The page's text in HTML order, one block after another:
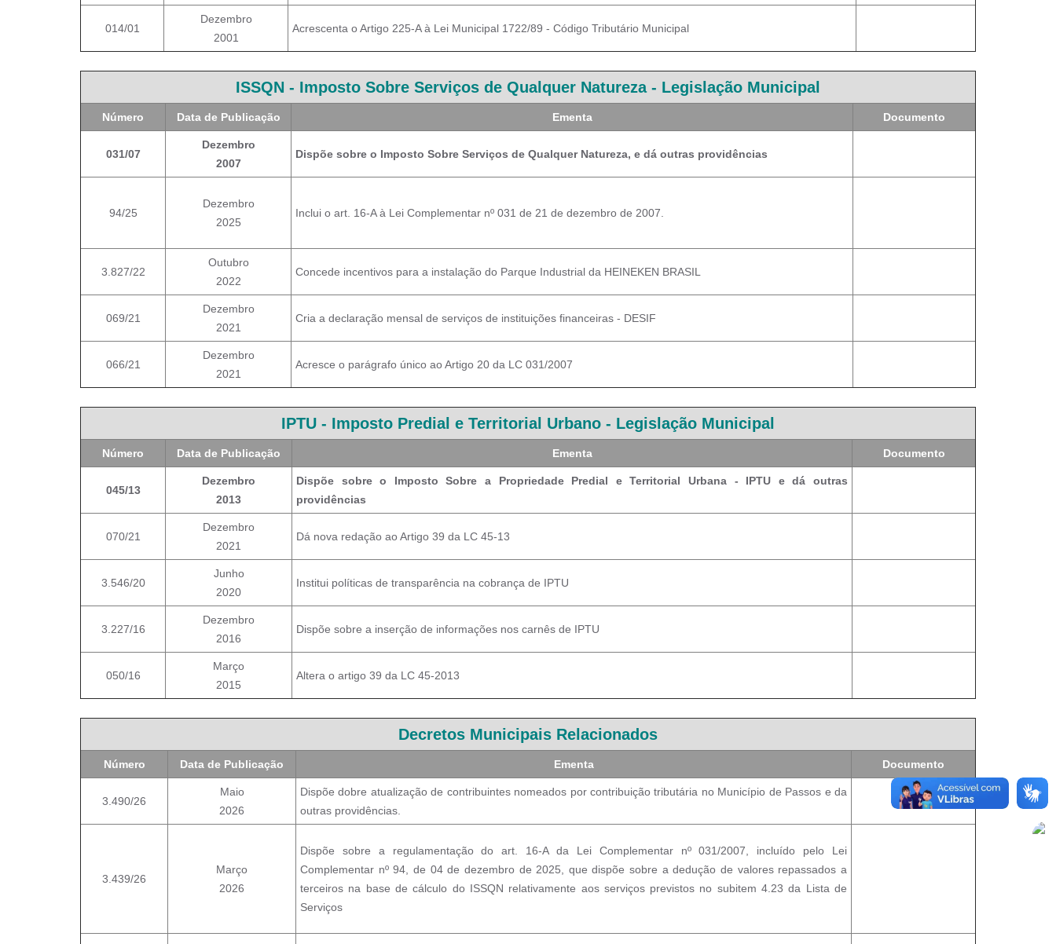
014/01
Dezembro
2001
Acrescenta o Artigo 225-A à Lei Municipal 1722/89 - Código Tributário Municipal
ISSQN - Imposto Sobre Serviços de Qualquer Natureza - Legislação Municipal
Número Data de Publicação Ementa Documento
031/07
Dezembro
2007
Dispõe sobre o Imposto Sobre Serviços de Qualquer Natureza, e dá outras providências
94/25
Dezembro
2025
Inclui o art. 16-A à Lei Complementar nº 031 de 21 de dezembro de 2007.
3.827/22
Outubro
2022
Concede incentivos para a instalação do Parque Industrial da HEINEKEN BRASIL
069/21
Dezembro
2021
Cria a declaração mensal de serviços de instituições financeiras - DESIF
066/21
Dezembro
2021
Acresce o parágrafo único ao Artigo 20 da LC 031/2007
IPTU - Imposto Predial e Territorial Urbano - Legislação Municipal
Número Data de Publicação Ementa Documento
045/13
Dezembro
2013
Dispõe sobre o Imposto Sobre a Propriedade Predial e Territorial Urbana - IPTU e dá outras
providências
070/21
Dezembro
2021
Dá nova redação ao Artigo 39 da LC 45-13
3.546/20
Junho
2020
Institui políticas de transparência na cobrança de IPTU
3.227/16
Dezembro
2016
Dispõe sobre a inserção de informações nos carnês de IPTU
050/16
Março
2015
Altera o artigo 39 da LC 45-2013
Decretos Municipais Relacionados
Número Data de Publicação Ementa Documento
3.490/26
Maio
2026
Dispõe dobre atualização de contribuintes nomeados por contribuição tributária no Município de Passos e da
outras providências.
3.439/26
Março
2026
Dispõe sobre a regulamentação do art. 16-A da Lei Complementar nº 031/2007, incluído pelo Lei
Complementar nº 94, de 04 de dezembro de 2025, que dispõe sobre a dedução de valores repassados a
terceiros na base de cálculo do ISSQN relativamente aos serviços previstos no subitem 4.23 da Lista de
Serviços